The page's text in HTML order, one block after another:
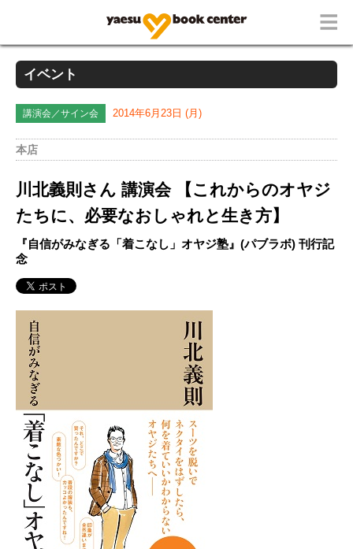
イベント
講演会／サイン会 2014年6月23日 (月)
本店
川北義則さん 講演会 【これからのオヤジ
たちに、必要なおしゃれと生き方】
『自信がみなぎる「着こなし」オヤジ塾』(パブラボ) 刊行記
念